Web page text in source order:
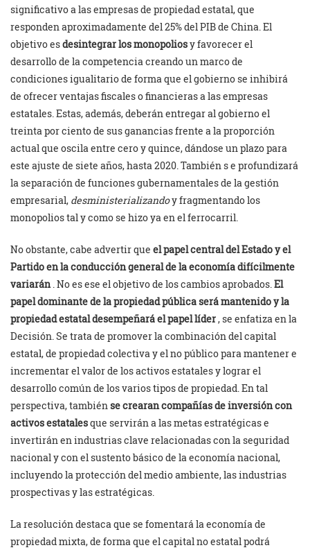
significativo a las empresas de propiedad estatal, que
responden aproximadamente del 25% del PIB de China. El
objetivo esdesintegrar los monopoliosy favorecer el
desarrollo de la competencia creando un marco de
condiciones igualitario de forma que el gobierno se inhibirá
de ofrecer ventajas fiscales o financieras a las empresas
estatales. Estas, además, deberán entregar al gobierno el
treinta por ciento de sus ganancias frente a la proporción
actual que oscila entre cero y quince, dándose un plazo para
este ajuste de siete años, hasta 2020. También s e profundizará
la separación de funciones gubernamentales de la gestión
empresarial, desministerializandoy fragmentando los
monopolios tal y como se hizo ya en el ferrocarril.
No obstante, cabe advertir que el papel central del Estado y el
Partido en la conducción general de la economía difícilmente
variarán. No es ese el objetivo de los cambios aprobados.El
papel dominante de la propiedad pública será mantenido y la
propiedad estatal desempeñará el papel líder, se enfatiza en la
Decisión. Se trata de promover la combinación del capital
estatal, de propiedad colectiva y el no público para mantener e
incrementar el valor de los activos estatales y lograr el
desarrollo común de los varios tipos de propiedad. En tal
perspectiva, también se crearan compañías de inversión con
activos estatalesque servirán a las metas estratégicas e
invertirán en industrias clave relacionadas con la seguridad
nacional y con el sustento básico de la economía nacional,
incluyendo la protección del medio ambiente, las industrias
prospectivas y las estratégicas.
La resolución destaca que se fomentará la economía de
propiedad mixta, de forma que el capital no estatal podrá